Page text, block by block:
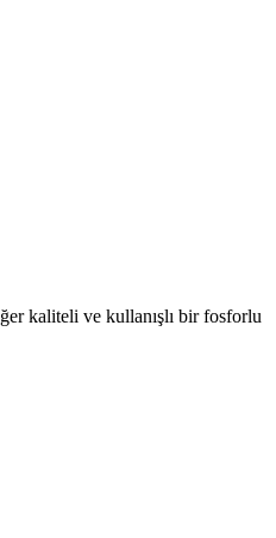
kaliteli ve kullanışlı bir fosforlu